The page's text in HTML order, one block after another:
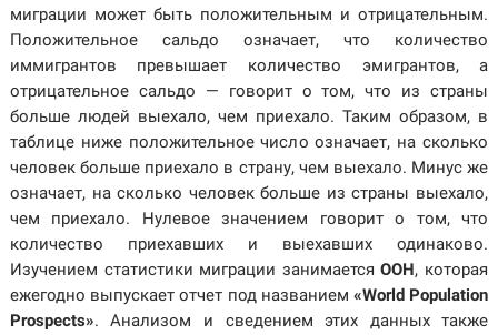
миграции может быть положительным и отрицательным.
Положительное сальдо означает, что количество
иммигрантов превышает количество эмигрантов, а
отрицательное сальдо — говорит о том, что из страны
больше людей выехало, чем приехало. Таким образом, в
таблице ниже положительное число означает, на сколько
человек больше приехало в страну, чем выехало. Минус же
означает, на сколько человек больше из страны выехало,
чем приехало. Нулевое значением говорит о том, что
количество приехавших и выехавших одинаково.
Изучением статистики миграции занимаетсяООН, которая
ежегодно выпускает отчет под названием «World Population
Prospects». Анализом и сведением этих данных также